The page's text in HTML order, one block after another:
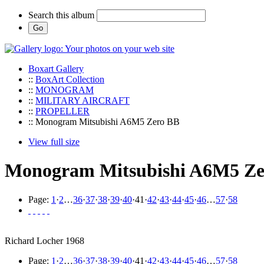
Search this album
Boxart Gallery
:: BoxArt Collection
:: MONOGRAM
:: MILITARY AIRCRAFT
:: PROPELLER
:: Monogram Mitsubishi A6M5 Zero BB
View full size
Monogram Mitsubishi A6M5
Page: 1 ·2…36·37·38·39·40·41 ·42·43·44·45·46…57·58
Richard Locher 1968
Page: 1 ·2…36·37·38·39·40·41 ·42·43·44·45·46…57·58